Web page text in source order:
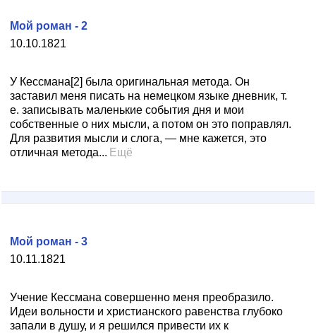
10.10.1821
Мой роман - 2
У Кессмана[2] была оригинальная метода. Он
заставил меня писать на немецком языке дневник, т.
е. записывать маленькие события дня и мои
собственные о них мысли, а потом он это поправлял.
Для развития мысли и слога, — мне кажется, это
отличная метода... Ещё
10.11.1821
Мой роман - 3
Учение Кессмана совершенно меня преобразило.
Идеи вольности и христианского равенства глубоко
запали в душу, и я решился привести их к